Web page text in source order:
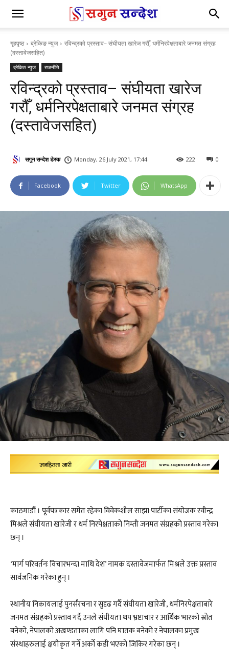
गृहपृष्ठ ब्रेकिङ न्युज
रविन्द्रको प्रस्ताव– संघीयता खारेज गरौँ, धर्मनिरपेक्षताबारे जनमत संग्रह
(दस्तावेजसहित)
ब्रेकिङ न्युज राजनीति
रविन्द्रको प्रस्ताव– संघीयता खारेज
गरौँ, धर्मनिरपेक्षताबारे जनमत संग्रह
(दस्तावेजसहित)
सगुन सन्देश डेस्क Monday, 26 July 2021, 17:44 0
222
Facebook Twitter WhatsApp
काठमाडौं । पूर्वपत्रकार समेत रहेका विवेकशील साझा पार्टीका संयोजक रवीन्द्र
मिश्रले संघीयता खारेजी र धर्म निरपेक्षताको निम्ती जनमत संग्रहको प्रस्ताव गरेका
छन् ।
‘मार्ग परिवर्तनः विचारभन्दा माथि देश’ नामक दस्तावेजमार्फत मिश्रले उक्त प्रस्ताव
सार्वजनिक गरेका हुन् ।
स्थानीय निकायलाई पुनर्संरचना र सुदृढ गर्दै संघीयता खारेजी, धर्मनिरपेक्षताबारे
जनमत संग्रहको प्रस्ताव गर्दै उनले संघीयता थप भ्रष्टाचार र आर्थिक भारको स्रोत
बनेको, नेपालको अखण्डताका लागि पनि घातक बनेको र नेपालका प्रमुख
संस्थाहरुलाई क्षयीकृत गर्ने अर्को कडी भएको जिकिर गरेका छन् ।